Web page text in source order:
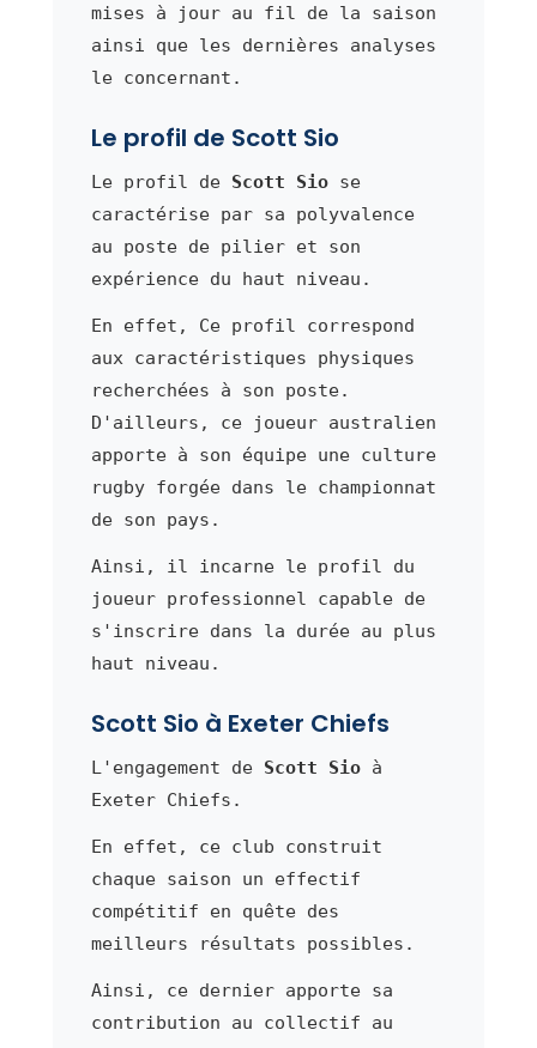
mises à jour au fil de la saison
ainsi que les dernières analyses
le concernant.
Le profil de Scott Sio
Le profil de Scott Siose
caractérise par sa polyvalence
au poste de pilier et son
expérience du haut niveau.
En effet, Ce profil correspond
aux caractéristiques physiques
recherchées à son poste.
D'ailleurs, ce joueur australien
apporte à son équipe une culture
rugby forgée dans le championnat
de son pays.
Ainsi, il incarne le profil du
joueur professionnel capable de
s'inscrire dans la durée au plus
haut niveau.
Scott Sio à Exeter Chiefs
L'engagement de Scott Sioà
Exeter Chiefs.
En effet, ce club construit
chaque saison un effectif
compétitif en quête des
meilleurs résultats possibles.
Ainsi, ce dernier apporte sa
contribution au collectif au